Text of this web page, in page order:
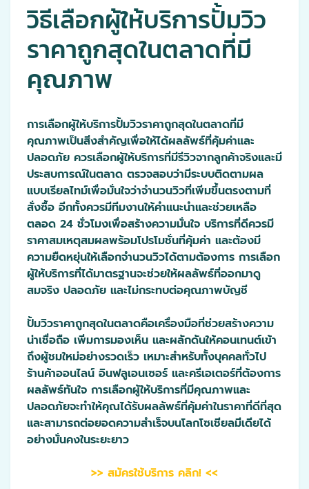
วิธีเลือกผู้ให้บริการปั้มวิว
ราคาถูกสุดในตลาดที่มี
คุณภาพ
การเลือกผู้ให้บริการปั้มวิวราคาถูกสุดในตลาดที่มี
คุณภาพเป็นสิ่งสำคัญเพื่อให้ได้ผลลัพธ์ที่คุ้มค่าและ
ปลอดภัย ควรเลือกผู้ให้บริการที่มีรีวิวจากลูกค้าจริงและมี
ประสบการณ์ในตลาด ตรวจสอบว่ามีระบบติดตามผล
แบบเรียลไทม์เพื่อมั่นใจว่าจำนวนวิวที่เพิ่มขึ้นตรงตามที่
สั่งซื้อ อีกทั้งควรมีทีมงานให้คำแนะนำและช่วยเหลือ
ตลอด 24 ชั่วโมงเพื่อสร้างความมั่นใจ บริการที่ดีควรมี
ราคาสมเหตุสมผลพร้อมโปรโมชั่นที่คุ้มค่า และต้องมี
ความยืดหยุ่นให้เลือกจำนวนวิวได้ตามต้องการ การเลือก
ผู้ให้บริการที่ได้มาตรฐานจะช่วยให้ผลลัพธ์ที่ออกมาดู
สมจริง ปลอดภัย และไม่กระทบต่อคุณภาพบัญชี
ปั้มวิวราคาถูกสุดในตลาดคือเครื่องมือที่ช่วยสร้างความ
น่าเชื่อถือ เพิ่มการมองเห็น และผลักดันให้คอนเทนต์เข้า
ถึงผู้ชมใหม่อย่างรวดเร็ว เหมาะสำหรับทั้งบุคคลทั่วไป
ร้านค้าออนไลน์ อินฟลูเอนเซอร์ และครีเอเตอร์ที่ต้องการ
ผลลัพธ์ทันใจ การเลือกผู้ให้บริการที่มีคุณภาพและ
ปลอดภัยจะทำให้คุณได้รับผลลัพธ์ที่คุ้มค่าในราคาที่ดีที่สุด
และสามารถต่อยอดความสำเร็จบนโลกโซเชียลมีเดียได้
อย่างมั่นคงในระยะยาว
>> สมัครใช้บริการ คลิก! <<